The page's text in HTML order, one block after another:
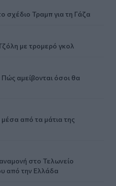
σχέδιο Τραμπ για τη Γάζα
με τρομερό γκολ
αμείβονται όσοι θα
από τα μάτια της
στο Τελωνείο
από την Ελλάδα